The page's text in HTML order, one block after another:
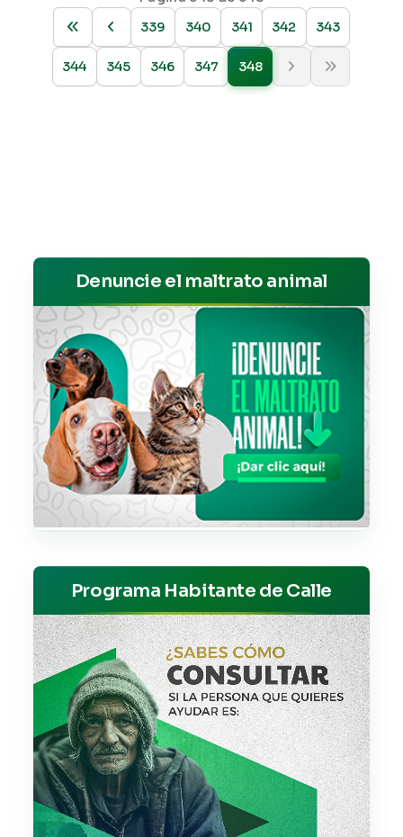
339
340 341 342 343
344 345 346 347 348
Denuncie el maltrato animal
Programa Habitante de Calle